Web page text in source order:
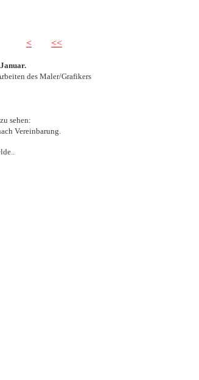
< <<
des Maler/Grafikers
sehen:
Vereinbarung.